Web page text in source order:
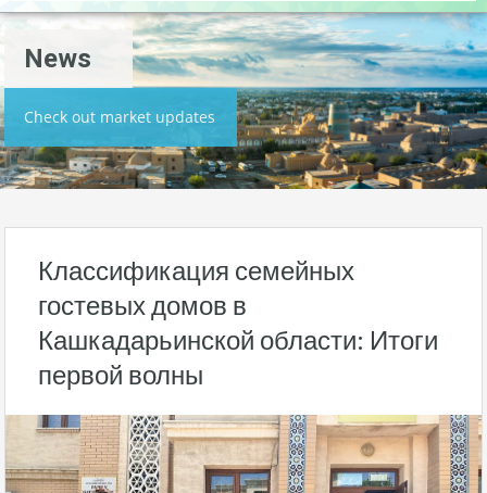
News
Check out market updates
Классификация семейных
гостевых домов в
Кашкадарьинской области: Итоги
первой волны